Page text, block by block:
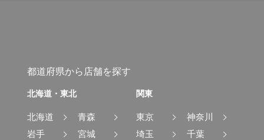
都道府県から店舗を探す
北海道・東北
北海道
青森
岩手
宮城
関東
東京
神奈川
埼玉
千葉